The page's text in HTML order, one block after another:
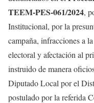
TEEM-PES-061/2024,
Institucional, por la
campaña, infracciones a
electoral y afectación al
instruido de manera
Diputado Local por el
postulado por la referida